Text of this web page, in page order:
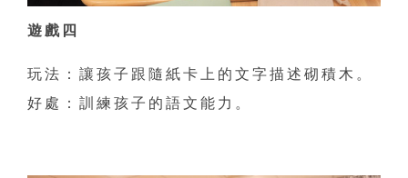
遊戲四
玩法：讓孩子跟隨紙卡上的文字描述砌積木。
好處：訓練孩子的語文能力。